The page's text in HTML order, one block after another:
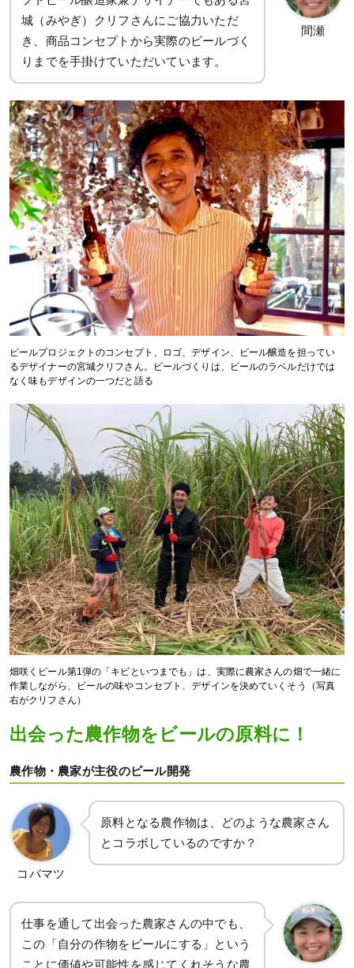
城（みやぎ）クリフさんにご協力いただ
き、商品コンセプトから実際のビールづく
りまでを手掛けていただいています。
間瀬
ビールプロジェクトのコンセプト、ロゴ、デザイン、ビール醸造を担ってい
るデザイナーの宮城クリフさん。ビールづくりは、ビールのラベルだけでは
なく味もデザインの一つだと語る
畑咲くビール第1弾の「キビといつまでも」は、実際に農家さんの畑で一緒に
作業しながら、ビールの味やコンセプト、デザインを決めていくそう（写真
右がクリフさん）
出会った農作物をビールの原料に！
農作物・農家が主役のビール開発
コバマツ
原料となる農作物は、どのような農家さん
とコラボしているのですか？
仕事を通して出会った農家さんの中でも、
この「自分の作物をビールにする」という
ことに価値や可能性を感じてくれそうな農